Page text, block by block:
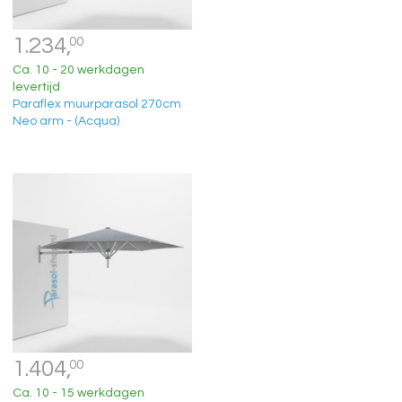
1.234,00
Ca. 10 - 20 werkdagen
levertijd
Paraflex muurparasol 270cm
Neo arm - (Acqua)
1.404,00
Ca. 10 - 15 werkdagen